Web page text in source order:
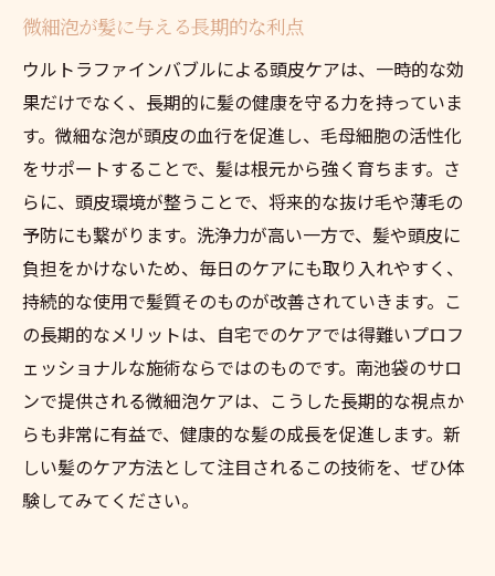
微細泡が髪に与える長期的な利点
ウルトラファインバブルによる頭皮ケアは、一時的な効
果だけでなく、長期的に髪の健康を守る力を持っていま
す。微細な泡が頭皮の血行を促進し、毛母細胞の活性化
をサポートすることで、髪は根元から強く育ちます。さ
らに、頭皮環境が整うことで、将来的な抜け毛や薄毛の
予防にも繋がります。洗浄力が高い一方で、髪や頭皮に
負担をかけないため、毎日のケアにも取り入れやすく、
持続的な使用で髪質そのものが改善されていきます。こ
の長期的なメリットは、自宅でのケアでは得難いプロフ
ェッショナルな施術ならではのものです。南池袋のサロ
ンで提供される微細泡ケアは、こうした長期的な視点か
らも非常に有益で、健康的な髪の成長を促進します。新
しい髪のケア方法として注目されるこの技術を、ぜひ体
験してみてください。